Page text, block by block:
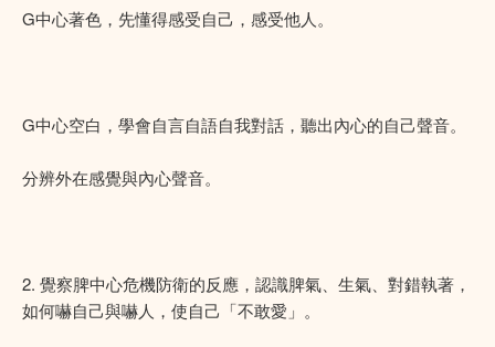
G中心著色，先懂得感受自己，感受他人。
G中心空白，學會自言自語自我對話，聽出內心的自己聲音。
分辨外在感覺與內心聲音。
2. 覺察脾中心危機防衛的反應，認識脾氣、生氣、對錯執著，
如何嚇自己與嚇人，使自己「不敢愛」。